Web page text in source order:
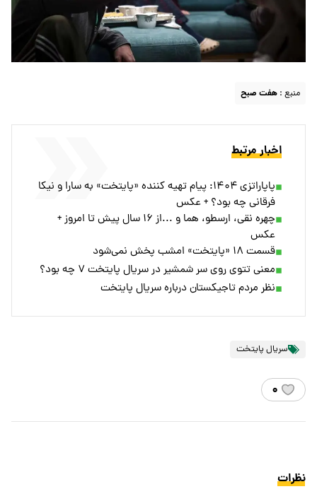
منبع : هفت صبح
اخبار مرتبط
پاپاراتزی ۱۴۰۴: پیام تهیه کننده «پایتخت» به سارا و نیکا
فرقانی چه بود؟ + عکس
چهره نقی، ارسطو، هما و ...از ۱۶ سال پیش تا امروز +
عکس
قسمت ۱۸ «پایتخت» امشب پخش نمی‌شود
معنی تتوی روی سر شمشیر در سریال پایتخت ۷ چه بود؟
نظر مردم تاجیکستان درباره سریال پایتخت
سریال پایتخت
۰
نظرات